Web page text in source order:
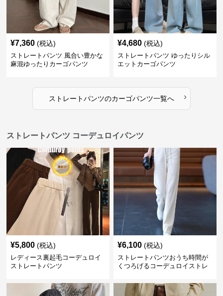
¥7,360 (税込)
ストレートパンツ 風合い豊かな
麻混ゆったりカーゴパンツ
¥4,680 (税込)
ストレートパンツ ゆったりシル
エットカーゴパンツ
ストレートパンツのカーゴパンツ一覧へ ›
ストレートパンツ コーデュロイパンツ
¥5,800 (税込)
レディース裏起毛コーデュロイ
ストレートパンツ
¥6,100 (税込)
ストレートパンツおうち時間が
くつろげるコーデュロイストレ